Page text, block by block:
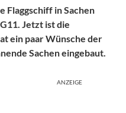
Flaggschiff in Sachen
Jetzt ist die
ein paar Wünsche der
Sachen eingebaut.
ANZEIGE